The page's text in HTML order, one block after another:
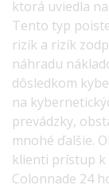
ktorá uviedla
Tento typ
rizík a rizík
náhradu
dôsledkom
na
prevádzky,
mnohé ďalšie.
klienti prístup k
Colonnade 24